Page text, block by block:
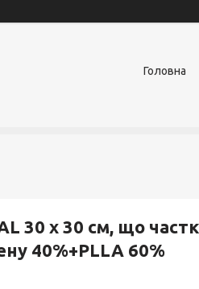
Головна
30 х 30 см, що
40%+PLLA 60%